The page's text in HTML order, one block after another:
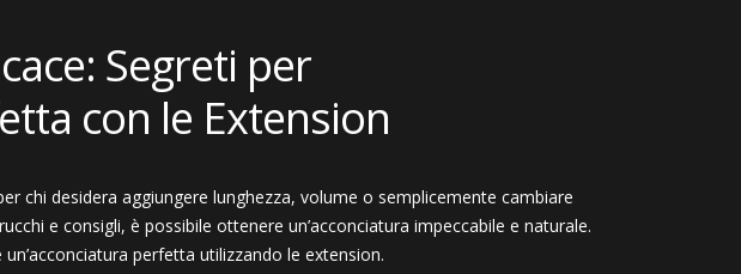
Segreti per
con le Extension
chi desidera aggiungere lunghezza, volume o semplicemente cambiare
e consigli, è possibile ottenere un’acconciatura impeccabile e naturale.
perfetta utilizzando le extension.